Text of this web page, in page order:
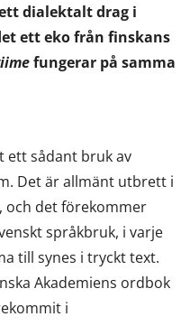
dialektalt drag i
ett eko från finskans
fungerar på samma
ett sådant bruk av
Det är allmänt utbrett i
och det förekommer
språkbruk, i varje
till synes i tryckt text.
Akademiens ordbok
i